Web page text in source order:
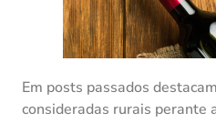
Em posts passados
consideradas rurais perante